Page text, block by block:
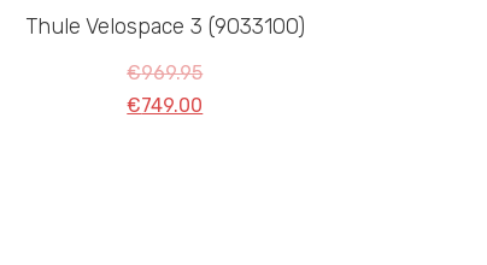
Thule Velospace 3 (9033100)
€969.95
€749.00